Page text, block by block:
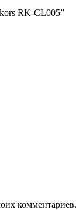
RK-CL005”
комментариев.